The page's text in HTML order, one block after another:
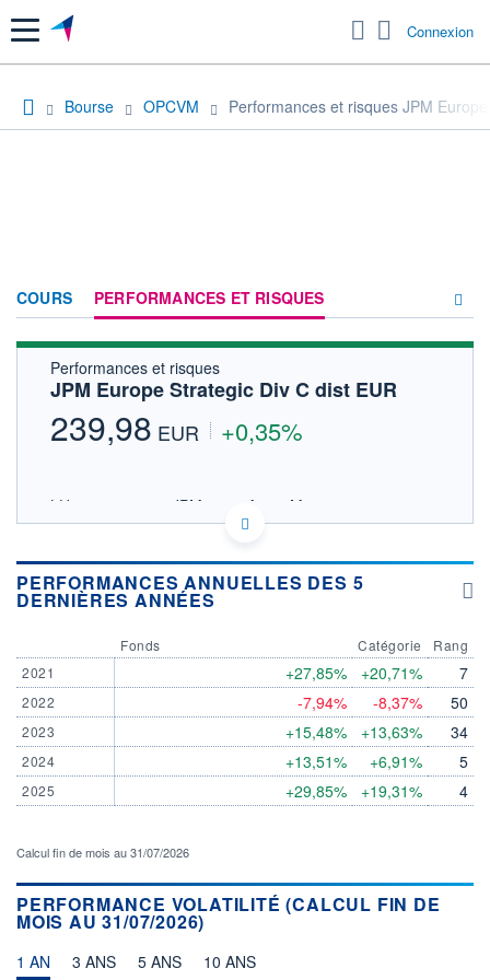
Menu Connexion
Bourse OPCVM Performances et risques JPM
COURS PERFORMANCES ET RISQUES
FORUM
Performances et risques
JPM Europe Strategic Div C dist EUR
239,98 EUR +0,35%
LU0821049177 - JPMorgan Asset Management
(Europe) S.à r.l.
Consulter le prospectus / DIC
03/12 08/04
240
CATÉGORIE MORNINGSTAR
Actions Europe
FONDS PARTENAIRES
ÉLIGIBILITÉ
BOURSOVIE LUX
CTO BUSINESS
PERFORMANCES ANNUELLES DES 5
DERNIÈRES ANNÉES
2021
2022
2023
2024
2025
Fonds
+27,85%
-7,94%
+15,48%
+13,51%
+29,85%
Catégorie
+20,71%
-8,37%
+13,63%
+6,91%
+19,31%
Rang
7
50
34
5
4
Calcul fin de mois au 31/07/2026
PERFORMANCE VOLATILITÉ (CALCUL FIN DE
MOIS AU 31/07/2026)
1 AN 3 ANS 5 ANS 10 ANS